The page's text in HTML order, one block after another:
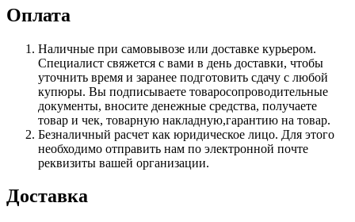
Оплата
Наличные при самовывозе или доставке курьером.
Специалист свяжется с вами в день доставки, чтобы
уточнить время и заранее подготовить сдачу с любой
купюры. Вы подписываете товаросопроводительные
документы, вносите денежные средства, получаете
товар и чек, товарную накладную,гарантию на товар.
Безналичный расчет как юридическое лицо. Для этого
необходимо отправить нам по электронной почте
реквизиты вашей организации.
Доставка